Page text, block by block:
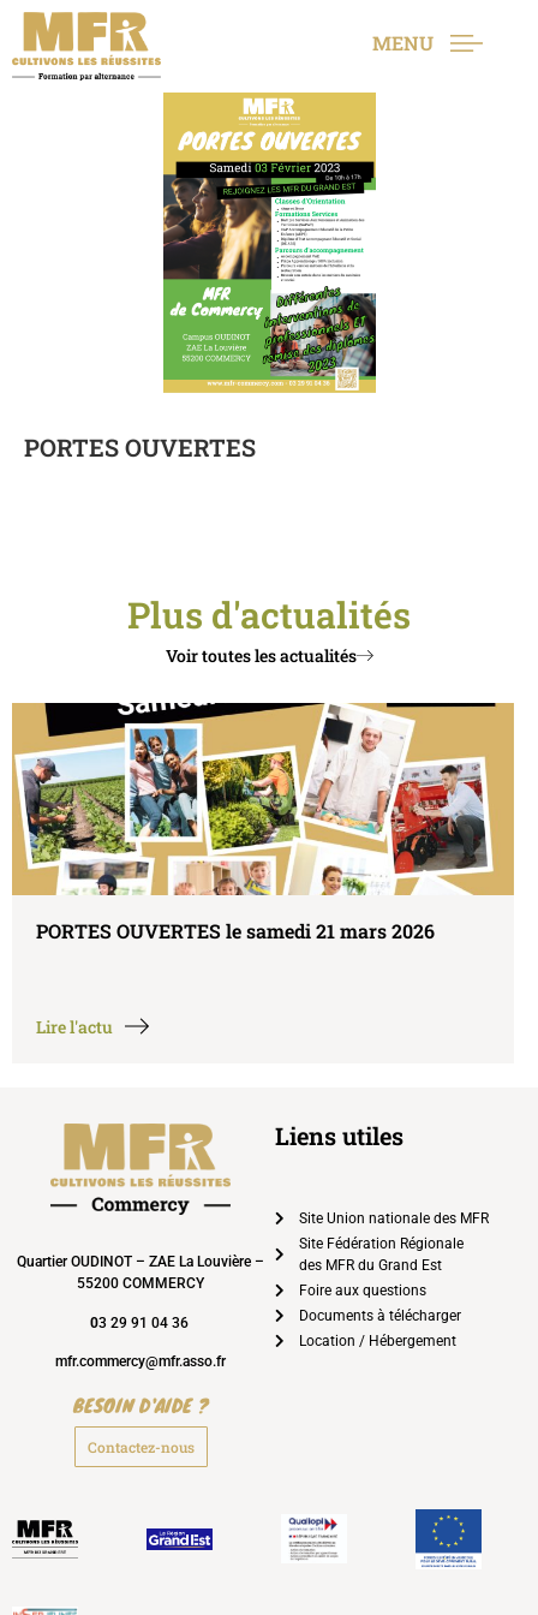
MENU
PORTES OUVERTES
Plus d'actualités
Voir toutes les actualités
le samedi 21 mars 2026
REPAS DES
Quartier OUDINOT – ZAE La Louvière –
55200 COMMERCY
03 29 91 04 36
mfr.commercy@mfr.asso.fr
BESOIN D'AIDE ?
Contactez-nous
Liens utiles
Site Union nationale des MFR
Site Fédération Régionale
des MFR du Grand Est
Foire aux questions
Documents à télécharger
Location / Hébergement